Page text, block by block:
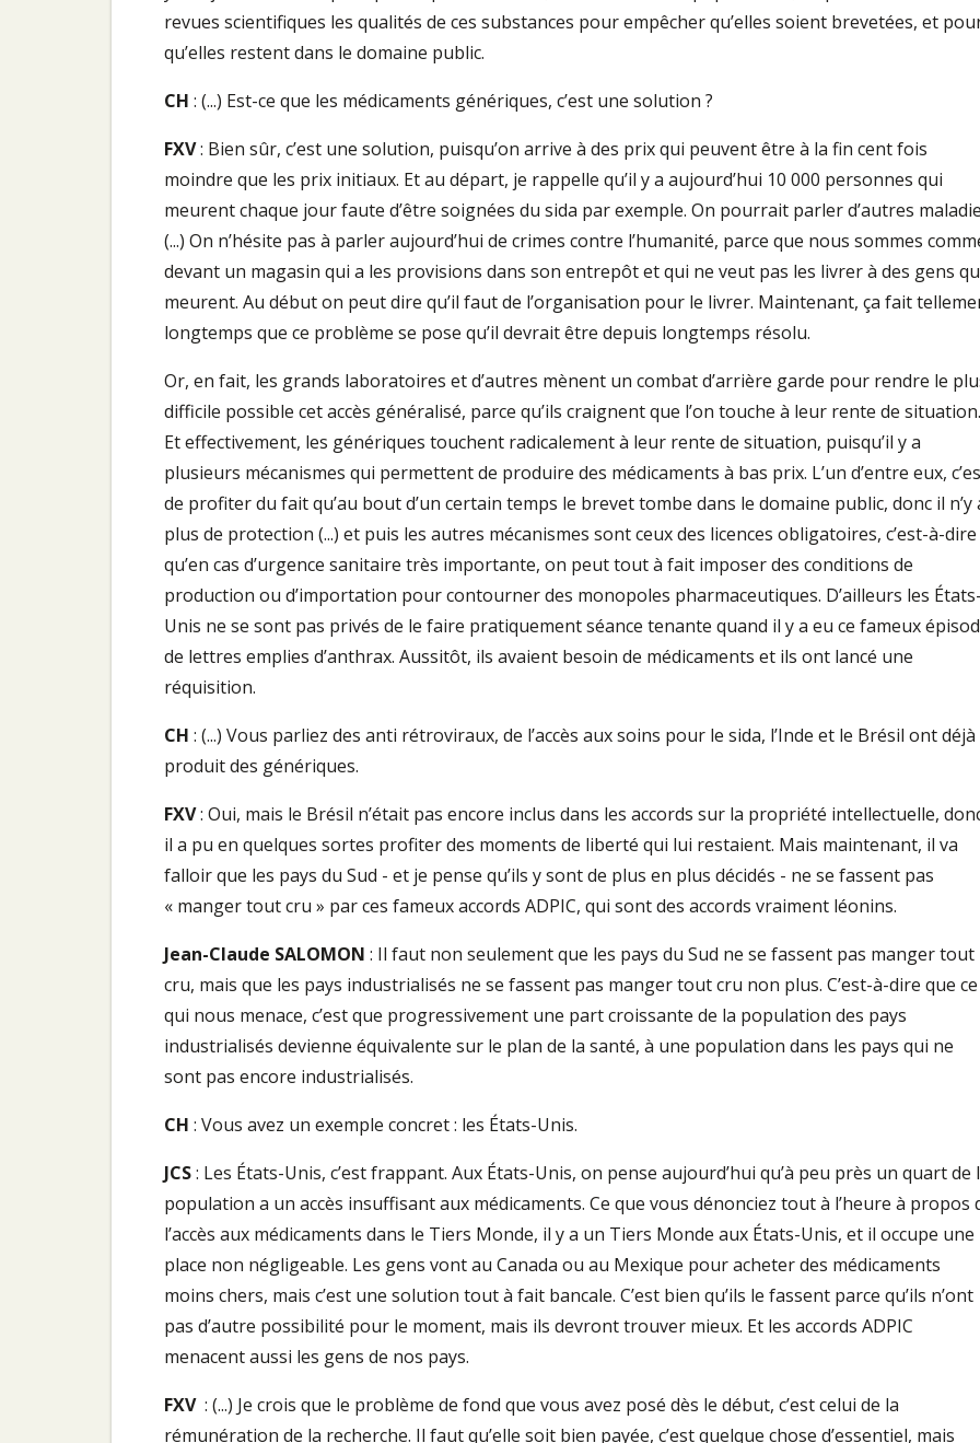
revues scientifiques les qualités de ces substances pour empêcher qu’elles soient brevetées, et
qu’elles restent dans le domaine public.
CH : (...) Est-ce que les médicaments génériques, c’est une solution ?
FXV: Bien sûr, c’est une solution, puisqu’on arrive à des prix qui peuvent être à la fin cent fois
moindre que les prix initiaux. Et au départ, je rappelle qu’il y a aujourd’hui 10 000 personnes qui
meurent chaque jour faute d’être soignées du sida par exemple. On pourrait parler d’autres
(...) On n’hésite pas à parler aujourd’hui de crimes contre l’humanité, parce que nous sommes
devant un magasin qui a les provisions dans son entrepôt et qui ne veut pas les livrer à des gens
meurent. Au début on peut dire qu’il faut de l’organisation pour le livrer. Maintenant, ça fait
longtemps que ce problème se pose qu’il devrait être depuis longtemps résolu.
Or, en fait, les grands laboratoires et d’autres mènent un combat d’arrière garde pour rendre le
difficile possible cet accès généralisé, parce qu’ils craignent que l’on touche à leur rente de situation.
Et effectivement, les génériques touchent radicalement à leur rente de situation, puisqu’il y a
plusieurs mécanismes qui permettent de produire des médicaments à bas prix. L’un d’entre eux,
de profiter du fait qu’au bout d’un certain temps le brevet tombe dans le domaine public, donc il n’y
plus de protection (...) et puis les autres mécanismes sont ceux des licences obligatoires, c’est-à-dire
qu’en cas d’urgence sanitaire très importante, on peut tout à fait imposer des conditions de
production ou d’importation pour contourner des monopoles pharmaceutiques. D’ailleurs les
Unis ne se sont pas privés de le faire pratiquement séance tenante quand il y a eu ce fameux
de lettres emplies d’anthrax. Aussitôt, ils avaient besoin de médicaments et ils ont lancé une
réquisition.
CH : (...) Vous parliez des anti rétroviraux, de l’accès aux soins pour le sida, l’Inde et le Brésil ont déjà
produit des génériques.
FXV: Oui, mais le Brésil n’était pas encore inclus dans les accords sur la propriété intellectuelle,
il a pu en quelques sortes profiter des moments de liberté qui lui restaient. Mais maintenant, il va
falloir que les pays du Sud - et je pense qu’ils y sont de plus en plus décidés - ne se fassent pas
« manger tout cru » par ces fameux accords ADPIC, qui sont des accords vraiment léonins.
Jean-Claude SALOMON : Il faut non seulement que les pays du Sud ne se fassent pas manger tout
cru, mais que les pays industrialisés ne se fassent pas manger tout cru non plus. C’est-à-dire que ce
qui nous menace, c’est que progressivement une part croissante de la population des pays
industrialisés devienne équivalente sur le plan de la santé, à une population dans les pays qui ne
sont pas encore industrialisés.
CH : Vous avez un exemple concret : les États-Unis.
JCS: Les États-Unis, c’est frappant. Aux États-Unis, on pense aujourd’hui qu’à peu près un quart de
population a un accès insuffisant aux médicaments. Ce que vous dénonciez tout à l’heure à propos
l’accès aux médicaments dans le Tiers Monde, il y a un Tiers Monde aux États-Unis, et il occupe une
place non négligeable. Les gens vont au Canada ou au Mexique pour acheter des médicaments
moins chers, mais c’est une solution tout à fait bancale. C’est bien qu’ils le fassent parce qu’ils n’ont
pas d’autre possibilité pour le moment, mais ils devront trouver mieux. Et les accords ADPIC
menacent aussi les gens de nos pays.
FXV : (...) Je crois que le problème de fond que vous avez posé dès le début, c’est celui de la
rémunération de la recherche. Il faut qu’elle soit bien payée, c’est quelque chose d’essentiel, mais